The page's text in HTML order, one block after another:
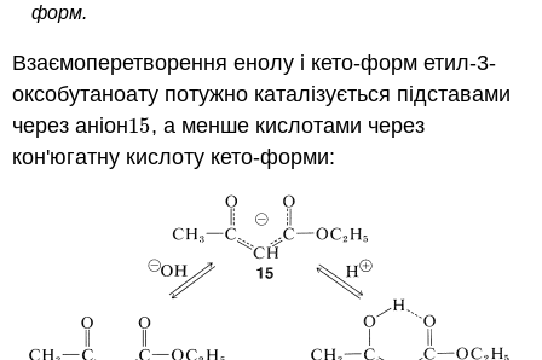
форм.
Взаємоперетворення енолу і кето-форм етил-3-
оксобутаноату потужно каталізується підставами
через аніон15
15, а менше кислотами через
кон'югатну кислоту кето-форми: